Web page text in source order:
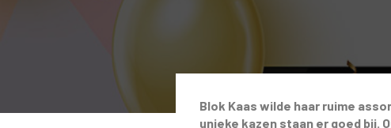
Blok Kaas wilde haar ruime
unieke kazen staan er goed bij.